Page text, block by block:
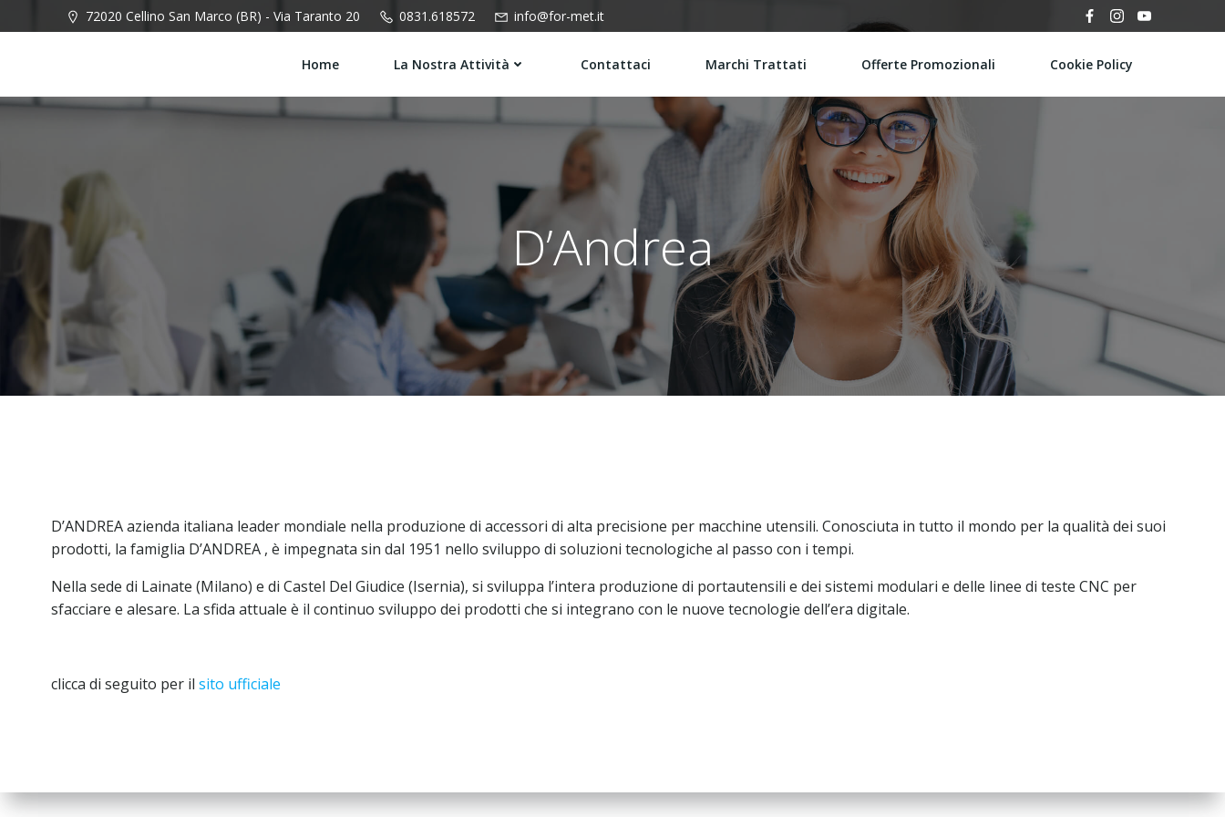
al
72020 Cellino San Marco (BR) - Via Taranto 20 0831.618572 info@for-met.it
Home La Nostra Attività Contattaci Marchi Trattati Offerte Promozionali Cookie Policy
D’Andrea
D’ANDREA azienda italiana leader mondiale nella produzione di accessori di alta precisione per macchine utensili. Conosciuta in tutto il mondo per la qualità dei suoi
prodotti, la famiglia D’ANDREA , è impegnata sin dal 1951 nello sviluppo di soluzioni tecnologiche al passo con i tempi.
Nella sede di Lainate (Milano) e di Castel Del Giudice (Isernia), si sviluppa l’intera produzione di portautensili e dei sistemi modulari e delle linee di teste CNC per
sfacciare e alesare. La sfida attuale è il continuo sviluppo dei prodotti che si integrano con le nuove tecnologie dell’era digitale.
clicca di seguito per il sito ufficiale